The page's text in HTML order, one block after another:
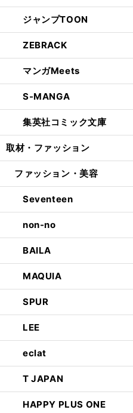
ジャンプTOON
ZEBRACK
マンガMeets
S-MANGA
集英社コミック文庫
取材・ファッション
ファッション・美容
Seventeen
non-no
BAILA
MAQUIA
SPUR
LEE
eclat
T JAPAN
HAPPY PLUS ONE